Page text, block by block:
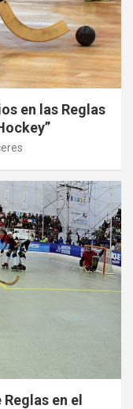
en las Reglas
en el